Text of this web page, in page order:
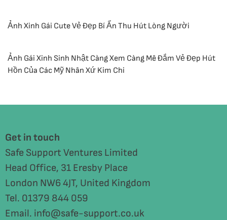
Ảnh Xinh Gái Cute Vẻ Đẹp Bí Ẩn Thu Hút Lòng Người
Ảnh Gái Xinh Sinh Nhật Càng Xem Càng Mê Đắm Vẻ Đẹp Hút
Hồn Của Các Mỹ Nhân Xứ Kim Chi
Get in touch
Safe Support Ventures Limited
Head Office, 31 Eresby Place
London NW6 4JT, United Kingdom
Tel. 01379 844 059
Email. info@safe-support.co.uk